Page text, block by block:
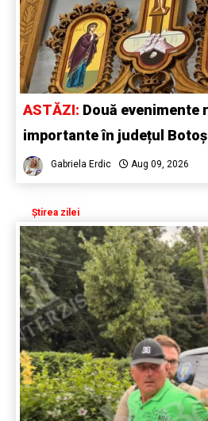
ASTĂZI: Două evenimente
importante în județul
Gabriela Erdic Aug 09, 2026
Știrea zilei